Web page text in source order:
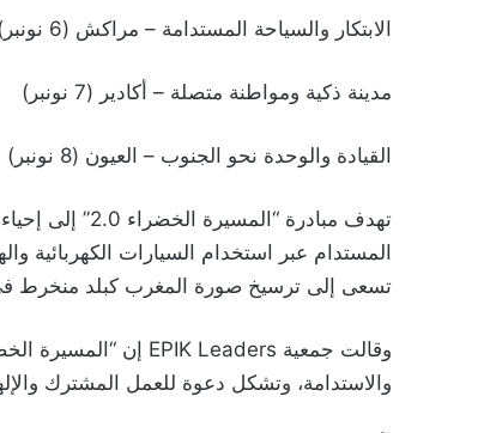
الابتكار والسياحة المستدامة – مراكش (6 نونبر)
مدينة ذكية ومواطنة متصلة – أكادير (7 نونبر)
القيادة والوحدة نحو الجنوب – العيون (8 نونبر)
تهدف مبادرة
المستدام عبر استخدام السيارات الكهربائية
تسعى إلى ترسيخ صورة المغرب كبلد منخرط
والاستدامة، وتشكل دعوة للعمل المشترك